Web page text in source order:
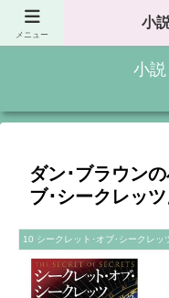
小
小説 de いながら旅
ダン･ブラウン
ブ･シークレッ
10 シークレット･オブ･シークレッ
メニュー
小